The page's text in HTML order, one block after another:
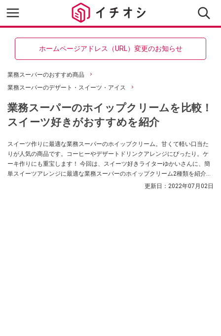
ホームページアドレス（URL）変更のお知らせ
業務スーパーのおすすめ商品
業務スーパーのデザート・スイーツ・アイス
業務スーパーのホイップクリームを比較！
スイーツ好きがおすすめを紹介
スイーツ作りに最適な業務スーパーのホイップクリーム。甘くて軽い口当た
りが人気の商品です。コーヒーやデザートドリンクアレンジにぴったり。ケ
ーキ作りにも重宝します！ 今回は、スイーツ好きライターゆかいさんに、簡
単スイーツアレンジに最適な業務スーパーのホイップクリーム2種類を紹介し
ていただきました。ふわふわの白いホイップは「見て楽しく、食べておいし
更新日： 2022年07月02日